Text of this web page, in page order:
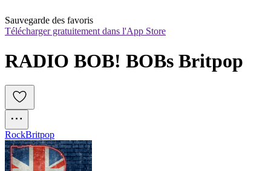
Sauvegarde des favoris
Télécharger gratuitement dans l'App Store
RADIO BOB! BOBs Britpop
RockBritpop